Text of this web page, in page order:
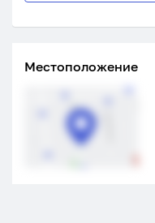
Местоположение